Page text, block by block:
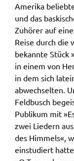
Amerika
und das
Zuhörer auf
Reise durch die
bekannte Stück
in einem von
in dem sich
abwechselten.
Feldbusch
Publikum mit
zwei Liedern
des Himmels«,
einstudiert